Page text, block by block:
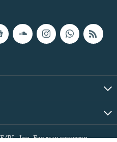
RL, Inc. Бардык укуктар